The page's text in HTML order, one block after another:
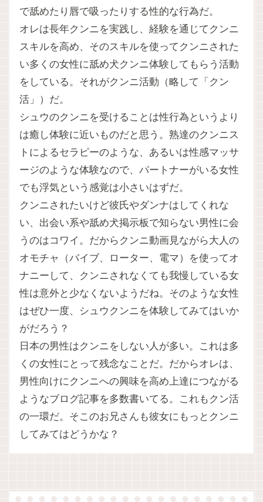
で舐めたり唇で吸ったりする性的な行為だ。
オレは長年クンニを実践し、経験を通じてクンニ
スキルを高め、そのスキルを使ってクンニされた
い多くの女性に舐め犬クンニ体験してもらう活動
をしている。それがクンニ活動（略して「クン
活」）だ。
シュウのクンニを受けることは性行為というより
は癒し体験に近いものだと思う。熟達のクンニス
トによるセラピーのような、あるいは性感マッサ
ージのような体験なので、パートナーがいる女性
でも浮気という感覚は小さいはずだ。
クンニされたいけど彼氏やダンナはしてくれな
い、出会い系や舐め犬掲示板で知らない男性に会
うのはコワイ。だからクンニ動画見ながら大人の
オモチャ（バイブ、ローター、電マ）を使ってオ
ナニーして、クンニされなくても我慢している女
性は意外と少なくないようだね。そのような女性
はぜひ一度、シュウクンニを体験してみてはいか
がだろう？
日本の男性はクンニをしない人が多い。これは多
くの女性にとって残念なことだ。だからオレは、
男性向けにクンニへの興味を高め上達につながる
ようなブログ記事を多数書いてる。これもクン活
の一環だ。そこのお兄さんも彼女にもっとクンニ
してみてはどうかな？